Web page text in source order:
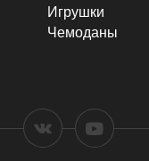
Игрушки
Чемоданы